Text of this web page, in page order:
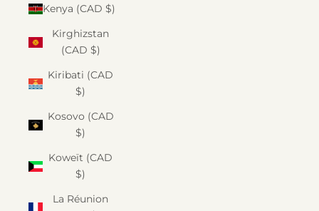
Kenya (CAD $)
Kirghizstan
(CAD $)
Kiribati (CAD
$)
Kosovo (CAD
$)
Koweït (CAD
$)
La Réunion